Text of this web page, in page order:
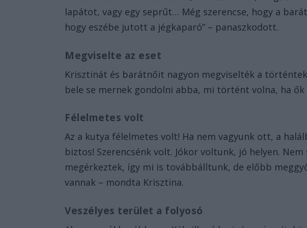
lapátot, vagy egy seprűt… Még szerencse, hogy a
hogy eszébe jutott a jégkaparó” – panaszkodott.
Megviselte az eset
Krisztinát és barátnőit nagyon megviselték a
bele se mernek gondolni abba, mi történt volna, ha
Félelmetes volt
Az a kutya félelmetes volt! Ha nem vagyunk ott, a
biztos! Szerencsénk volt. Jókor voltunk, jó helyen.
megérkeztek, így mi is továbbálltunk, de előbb
vannak – mondta Krisztina.
Veszélyes terület a folyosó